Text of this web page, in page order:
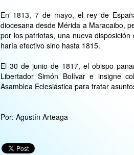
En 1813, 7 de mayo, el rey de
diocesana desde Mérida a Maracaibo,
por los patriotas, una nueva
haría efectivo sino hasta 1815.
El 30 de junio de 1817, el obispo
Libertador Simón Bolívar e insigne
Asamblea Eclesiástica para tratar
Por: Agustín Arteaga